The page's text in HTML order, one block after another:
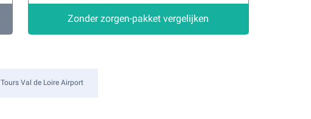
Zonder zorgen-pakket vergelijken
Tours Val de Loire Airport